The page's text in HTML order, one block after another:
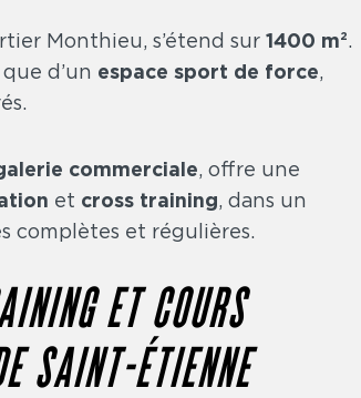
Monthieu, s’étend sur1400 m².
d’un espace sport de force,
commerciale, offre une
et cross training, dans un
complètes et régulières.
ET COURS
SAINT-ÉTIENNE